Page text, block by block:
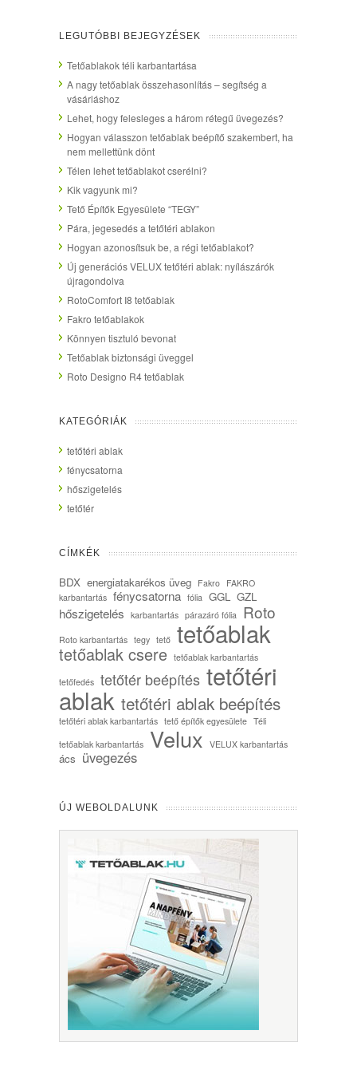
LEGUTÓBBI BEJEGYZÉSEK
Tetőablakok téli karbantartása
A nagy tetőablak összehasonlítás – segítség a
vásárláshoz
Lehet, hogy felesleges a három rétegű üvegezés?
Hogyan válasszon tetőablak beépítő szakembert, ha
nem mellettünk dönt
Télen lehet tetőablakot cserélni?
Kik vagyunk mi?
Tető Építők Egyesülete “TEGY”
Pára, jegesedés a tetőtéri ablakon
Hogyan azonosítsuk be, a régi tetőablakot?
Új generációs VELUX tetőtéri ablak: nyílászárók
újragondolva
RotoComfort I8 tetőablak
Fakro tetőablakok
Könnyen tisztuló bevonat
Tetőablak biztonsági üveggel
Roto Designo R4 tetőablak
KATEGÓRIÁK
tetőtéri ablak
fénycsatorna
hőszigetelés
tetőtér
CÍMKÉK
BDX energiatakarékos üveg Fakro FAKRO
karbantartás fénycsatorna fólia GGL GZL
hőszigetelés karbantartás párazáró fólia Roto
Roto karbantartás tegy tető tetőablak
tetőablak csere tetőablak karbantartás
tetőfedés tetőtér beépítés tetőtéri
ablak tetőtéri ablak beépítés
tetőtéri ablak karbantartás tető építők egyesülete Téli
tetőablak karbantartás Velux VELUX karbantartás
ács üvegezés
ÚJ WEBOLDALUNK